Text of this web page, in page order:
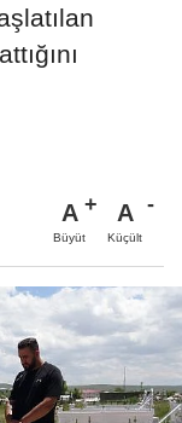
A
Büyüt
A
Küçült